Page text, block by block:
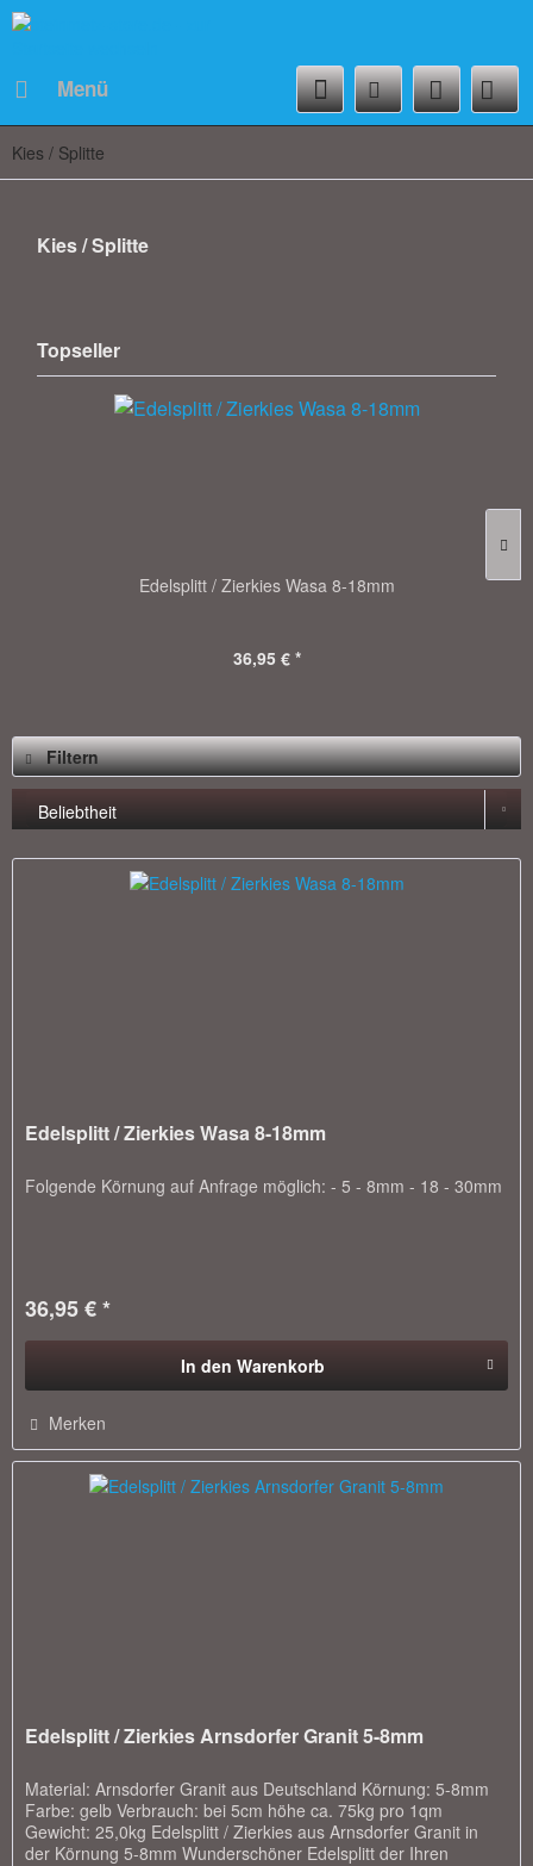
Menü
Kies / Splitte
Kies / Splitte
Topseller
Edelsplitt / Zierkies Wasa 8-18mm
36,95 € *
Filtern
Edelsplitt / Zierkies Wasa 8-18mm
Folgende Körnung auf Anfrage möglich: - 5 - 8mm - 18 - 30mm
36,95 € *
In den Warenkorb
Merken
Edelsplitt / Zierkies Arnsdorfer Granit 5-8mm
Material: Arnsdorfer Granit aus Deutschland Körnung: 5-8mm
Farbe: gelb Verbrauch: bei 5cm höhe ca. 75kg pro 1qm
Gewicht: 25,0kg Edelsplitt / Zierkies aus Arnsdorfer Granit in
der Körnung 5-8mm Wunderschöner Edelsplitt der Ihren